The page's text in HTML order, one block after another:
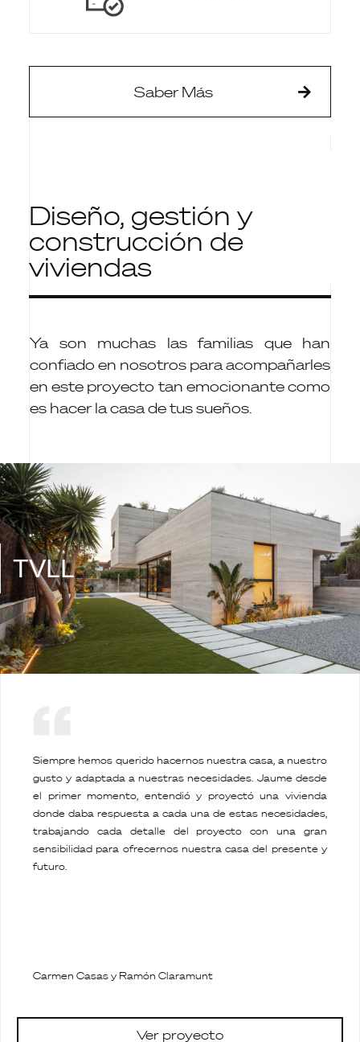
Saber Más
Diseño, gestión y
construcción de
viviendas
Ya son muchas las familias que han
confiado en nosotros para acompañarles
en este proyecto tan emocionante como
es hacer la casa de tus sueños.
TVLL
Siempre hemos querido hacernos nuestra casa, a nuestro
gusto y adaptada a nuestras necesidades. Jaume desde
el primer momento, entendió y proyectó una vivienda
donde daba respuesta a cada una de estas necesidades,
trabajando cada detalle del proyecto con una gran
sensibilidad para ofrecernos nuestra casa del presente y
futuro.
Carmen Casas y Ramón Claramunt
Ver proyecto